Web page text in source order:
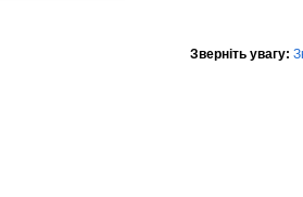
Зверніть увагу: